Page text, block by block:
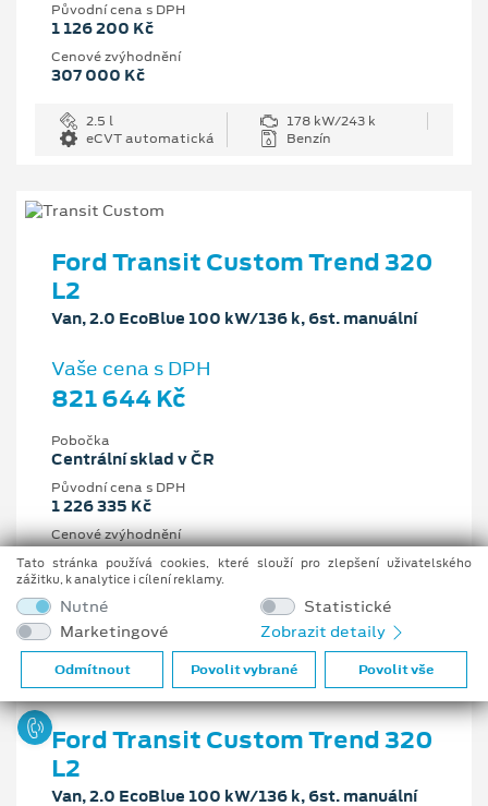
Původní cena s DPH
1 126 200 Kč
Cenové zvýhodnění
307 000 Kč
2.5 l
178 kW/243 k
eCVT automatická
Benzín
Ford Transit Custom Trend 320
L2
Van, 2.0 EcoBlue 100 kW/136 k, 6st. manuální
Vaše cena s DPH
821 644 Kč
Pobočka
Centrální sklad v ČR
Původní cena s DPH
1 226 335 Kč
Cenové zvýhodnění
404 691 Kč
100 kW/136 k
6st. manuální
Nafta
Ford Transit Custom Trend 320
L2
Van, 2.0 EcoBlue 100 kW/136 k, 6st. manuální
Tato stránka používá cookies, které slouží pro zlepšení uživatelského
zážitku, k analytice i cílení reklamy.
Nutné
Statistické
Marketingové
Zobrazit detaily
Odmítnout Povolit vybrané Povolit vše